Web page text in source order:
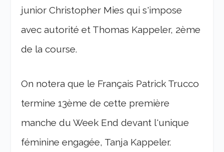
junior Christopher Mies qui s'impose
avec autorité et Thomas Kappeler, 2ème
de la course.
On notera que le Français Patrick Trucco
termine 13ème de cette première
manche du Week End devant l'unique
féminine engagée, Tanja Kappeler.